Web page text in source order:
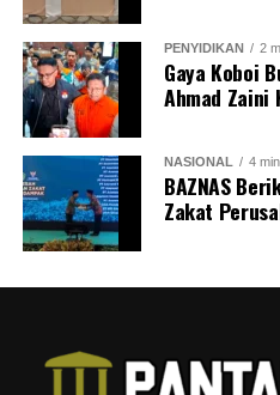
PENYIDIKAN 2
Gaya Koboi
Ahmad Zaini
NASIONAL 4
BAZNAS
Zakat